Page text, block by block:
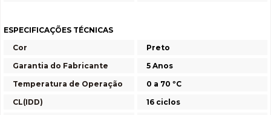
ESPECIFICAÇÕES TÉCNICAS
Cor
Preto
Garantia do Fabricante
5 Anos
Temperatura de Operação
0 a 70 ºC
CL(IDD)
16 ciclos